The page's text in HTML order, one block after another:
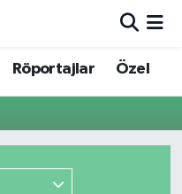
Röportajlar Özel